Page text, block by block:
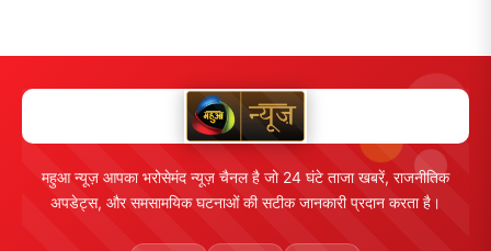
महुआ न्यूज़ आपका भरोसेमंद न्यूज़ चैनल है जो 24 घंटे ताजा खबरें, राजनीतिक
अपडेट्स, और समसामयिक घटनाओं की सटीक जानकारी प्रदान करता है।